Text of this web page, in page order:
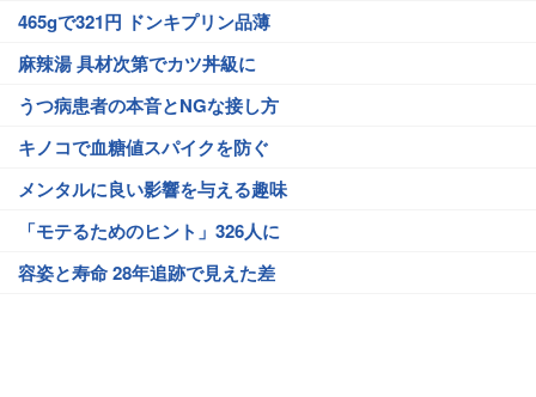
465gで321円 ドンキプリン品薄
麻辣湯 具材次第でカツ丼級に
うつ病患者の本音とNGな接し方
キノコで血糖値スパイクを防ぐ
メンタルに良い影響を与える趣味
「モテるためのヒント」326人に
容姿と寿命 28年追跡で見えた差